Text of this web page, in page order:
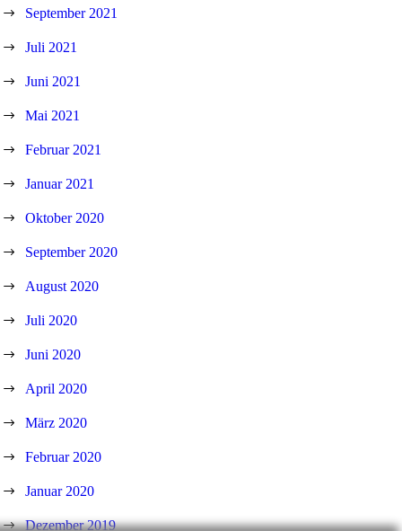
September 2021
Juli 2021
Juni 2021
Mai 2021
Februar 2021
Januar 2021
Oktober 2020
September 2020
August 2020
Juli 2020
Juni 2020
April 2020
März 2020
Februar 2020
Januar 2020
Dezember 2019